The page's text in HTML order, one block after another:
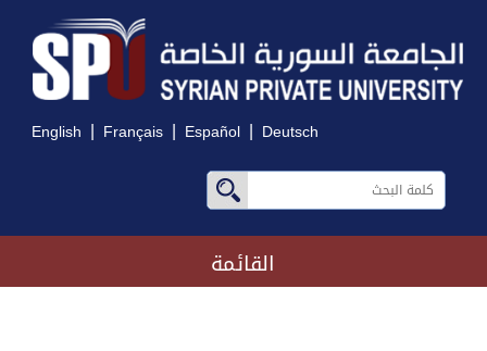
English | Français | Español | Deutsch
القائمة